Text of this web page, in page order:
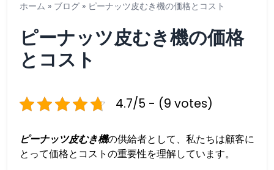
ホーム » ブログ » ピーナッツ皮むき機の価格とコスト
ピーナッツ皮むき機の価格
とコスト
4.7/5 - (9 votes)
ピーナッツ皮むき機の供給者として、私たちは顧客に
とって価格とコストの重要性を理解しています。